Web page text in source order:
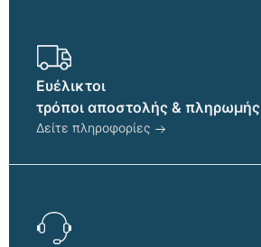
Ευέλικτοι
τρόποι αποστολής & πληρωμής
Δείτε πληροφορίες